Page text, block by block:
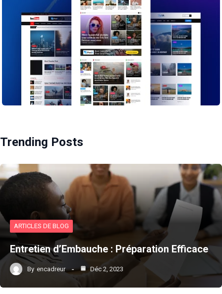
Trending Posts
ARTICLES DE BLOG
Entretien d’Embauche : Préparation Efficace
By encadreur Déc 2, 2023